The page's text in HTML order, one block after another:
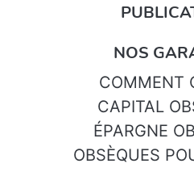
NOS
COMMENT
CAPITAL
ÉPARGNE
OBSÈQUES